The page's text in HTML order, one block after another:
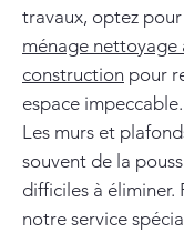
travaux, optez
ménage nettoyage
construction pour
espace impeccable.
Les murs et
souvent de la
difficiles à éliminer.
notre service